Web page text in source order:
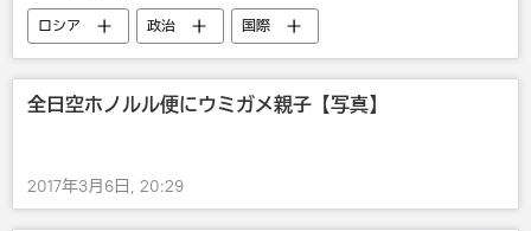
ロシア 政治
国際
ウラジーミル・プーチン
全日空ホノルル便にウミガメ親子【写真】
2017年3月6日, 20:29